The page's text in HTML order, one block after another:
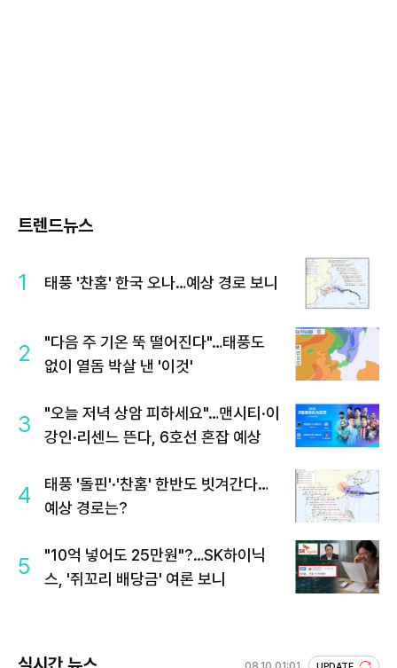
트렌드뉴스
1 태풍 '찬홈' 한국 오나…예상 경로 보니
2
"다음 주 기온 뚝 떨어진다"…태풍도
없이 열돔 박살 낸 '이것'
3
"오늘 저녁 상암 피하세요"…맨시티·이
강인·리센느 뜬다, 6호선 혼잡 예상
4
태풍 '돌핀'·'찬홈' 한반도 빗겨간다…
예상 경로는?
5
"10억 넣어도 25만원"?…SK하이닉
스, '쥐꼬리 배당금' 여론 보니